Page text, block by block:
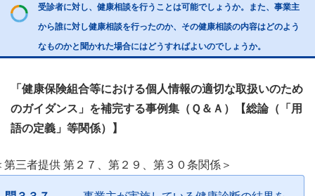
受診者に対し、健康相談を行うことは可能でしょうか。また、事業主
から誰に対し健康相談を行ったのか、その健康相談の内容はどのよう
なものかと聞かれた場合にはどうすればよいのでしょうか。
「健康保険組合等における個人情報の適切な取扱いのため
のガイダンス」を補完する事例集（Ｑ＆Ａ）【総論（「用
語の定義」等関係）】
第三者提供 第２７、第２９、第３０条関係＞